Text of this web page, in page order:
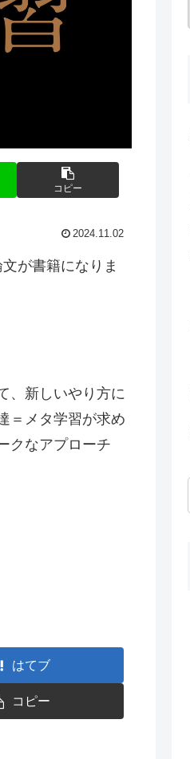
コピー
2024.11.02
が書籍になりま
、新しいやり方に
＝メタ学習が求め
クなアプローチ
はてブ
コピー